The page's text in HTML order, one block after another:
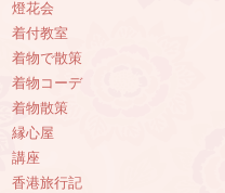
燈花会
着付教室
着物で散策
着物コーデ
着物散策
縁心屋
講座
香港旅行記